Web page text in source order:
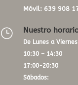
Móvil: 639 908
} Nuestro
De Lunes a
10:30 – 14:30
17:00-20:30
Sábados: